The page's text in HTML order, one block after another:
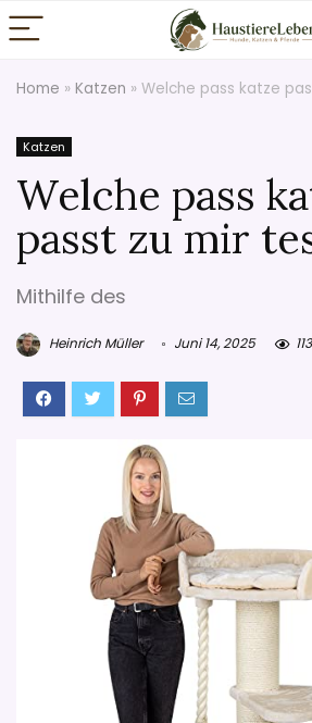
Home » Katzen » Welche pass katze
Katzen
Welche pass
passt zu mir
Mithilfe des
Heinrich Müller Juni 14, 2025 113